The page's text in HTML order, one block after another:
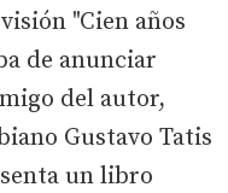
"Cien años
de anunciar
del autor,
Gustavo Tatis
un libro